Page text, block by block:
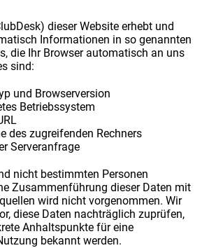
dieser Website erhebt und
Informationen in so genannten
die Ihr Browser automatisch an uns
sind:
und Browserversion
Betriebssystem
des zugreifenden Rechners
Serveranfrage
nicht bestimmten Personen
Zusammenführung dieser Daten mit
wird nicht vorgenommen. Wir
diese Daten nachträglich zuprüfen,
Anhaltspunkte für eine
bekannt werden.